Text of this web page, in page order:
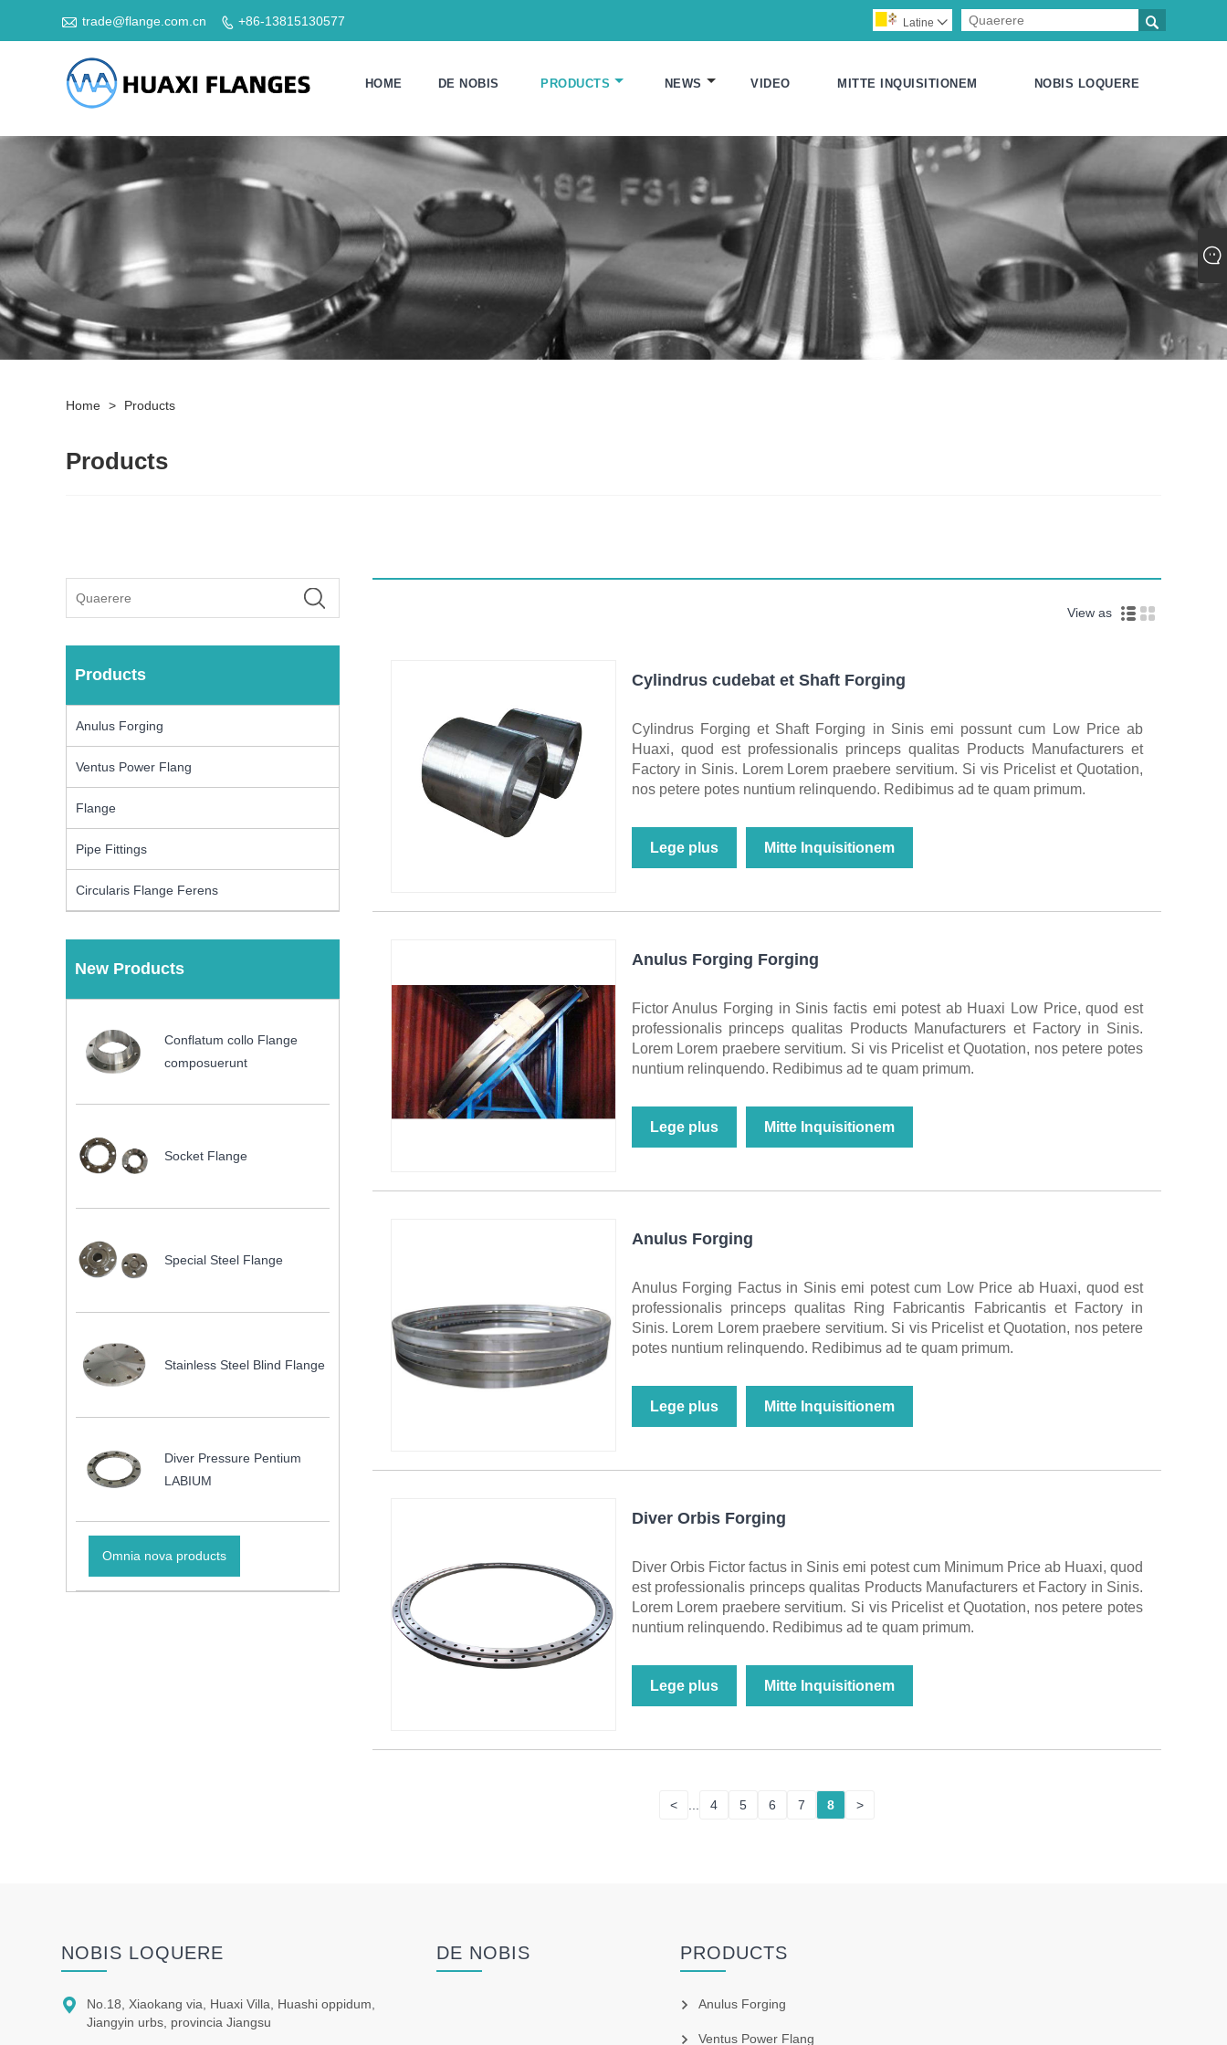
 trade@flange.com.cn  +86-13815130577 
Latine 
HOME DE NOBIS PRODUCTS NEWS VIDEO MITTE INQUISITIONEM NOBIS LOQUERE
Home > Products
Products
Products
Anulus Forging
Ventus Power Flang
Flange
Pipe Fittings
Circularis Flange Ferens
New Products
Conflatum collo Flange
composuerunt
Socket Flange
Special Steel Flange
Stainless Steel Blind Flange
Diver Pressure Pentium
LABIUM
Omnia nova products
View as
Cylindrus cudebat et Shaft Forging
Cylindrus Forging et Shaft Forging in Sinis emi possunt cum Low Price ab
Huaxi, quod est professionalis princeps qualitas Products Manufacturers et
Factory in Sinis. Lorem Lorem praebere servitium. Si vis Pricelist et Quotation,
nos petere potes nuntium relinquendo. Redibimus ad te quam primum.
Lege plus Mitte Inquisitionem
Anulus Forging Forging
Fictor Anulus Forging in Sinis factis emi potest ab Huaxi Low Price, quod est
professionalis princeps qualitas Products Manufacturers et Factory in Sinis.
Lorem Lorem praebere servitium. Si vis Pricelist et Quotation, nos petere potes
nuntium relinquendo. Redibimus ad te quam primum.
Lege plus Mitte Inquisitionem
Anulus Forging
Anulus Forging Factus in Sinis emi potest cum Low Price ab Huaxi, quod est
professionalis princeps qualitas Ring Fabricantis Fabricantis et Factory in
Sinis. Lorem Lorem praebere servitium. Si vis Pricelist et Quotation, nos petere
potes nuntium relinquendo. Redibimus ad te quam primum.
Lege plus Mitte Inquisitionem
Diver Orbis Forging
Diver Orbis Fictor factus in Sinis emi potest cum Minimum Price ab Huaxi, quod
est professionalis princeps qualitas Products Manufacturers et Factory in Sinis.
Lorem Lorem praebere servitium. Si vis Pricelist et Quotation, nos petere potes
nuntium relinquendo. Redibimus ad te quam primum.
Lege plus Mitte Inquisitionem
< 4 5 6 7 8 >
NOBIS LOQUERE

No.18, Xiaokang via, Huaxi Villa, Huashi oppidum,
Jiangyin urbs, provincia Jiangsu
DE NOBIS PRODUCTS
Anulus Forging
Ventus Power Flang